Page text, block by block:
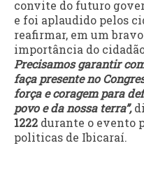
convite do futuro
e foi aplaudido pelos
reafirmar, em um
importância do
Precisamos garantir
faça presente no
força e coragem para
povo e da nossa terra”,
1222 durante o evento
politicas de Ibicaraí.